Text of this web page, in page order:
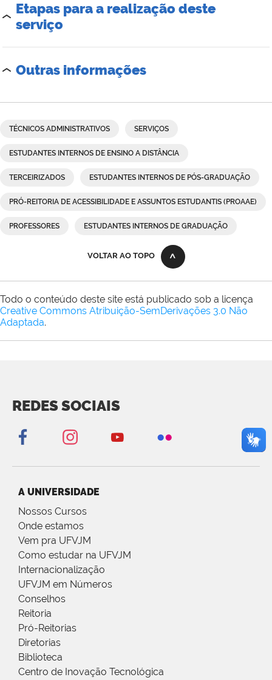
Etapas para a realização deste
serviço
Outras informações
TÉCNICOS ADMINISTRATIVOS SERVIÇOS
ESTUDANTES INTERNOS DE ENSINO A DISTÂNCIA
TERCEIRIZADOS ESTUDANTES INTERNOS DE PÓS-GRADUAÇÃO
PRÓ-REITORIA DE ACESSIBILIDADE E ASSUNTOS ESTUDANTIS (PROAAE)
PROFESSORES ESTUDANTES INTERNOS DE GRADUAÇÃO
VOLTAR AO TOPO
Todo o conteúdo deste site está publicado sob a licença
Creative Commons Atribuição-SemDerivações 3.0 Não
Adaptada.
REDES SOCIAIS
A UNIVERSIDADE
Nossos Cursos
Onde estamos
Vem pra UFVJM
Como estudar na UFVJM
Internacionalização
UFVJM em Números
Conselhos
Reitoria
Pró-Reitorias
Diretorias
Biblioteca
Centro de Inovação Tecnológica